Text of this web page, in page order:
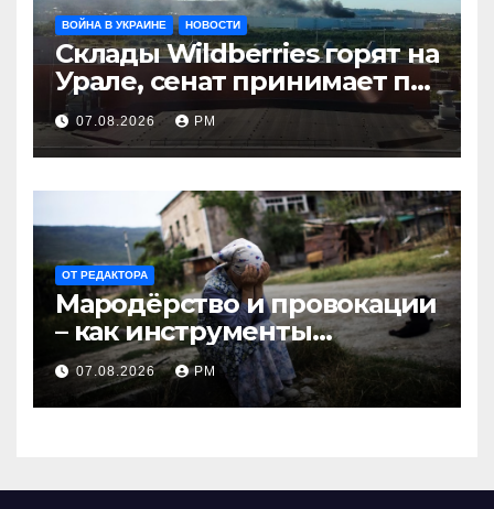
ВОЙНА В УКРАИНЕ НОВОСТИ
Склады Wildberries горят на
Урале, сенат принимает по
Грэму закон
07.08.2026 РМ
ОТ РЕДАКТОРА
Мародёрство и провокации
– как инструменты
современной политики
России
07.08.2026 РМ